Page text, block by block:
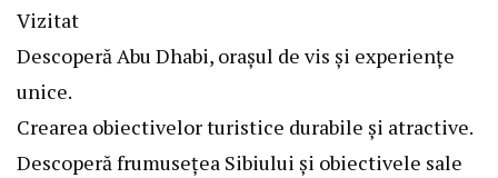
Vizitat
Descoperă Abu Dhabi, orașul de vis și experiențe
unice.
Crearea obiectivelor turistice durabile și atractive.
Descoperă frumusețea Sibiului și obiectivele sale